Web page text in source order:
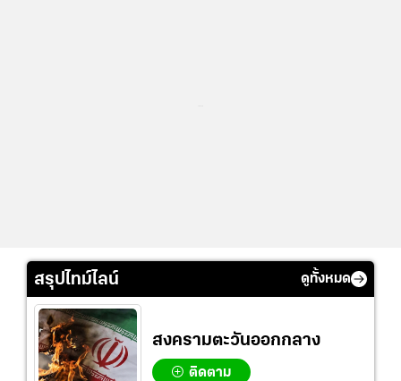
สรุปไทม์ไลน์ ดูทั้งหมด
สงครามตะวันออกกลาง
ติดตาม